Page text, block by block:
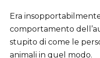
Era
comportamento
stupito di come le
animali in quel modo.